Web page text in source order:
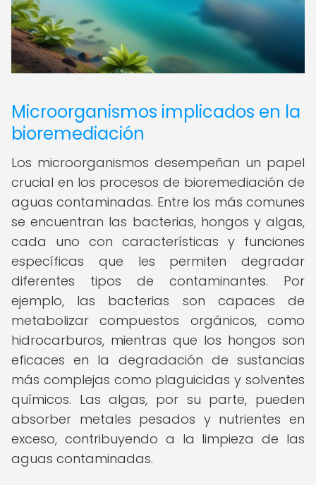
Microorganismos implicados en la
bioremediación
Los microorganismos desempeñan un papel
crucial en los procesos de bioremediación de
aguas contaminadas. Entre los más comunes
se encuentran las bacterias, hongos y algas,
cada uno con características y funciones
específicas que les permiten degradar
diferentes tipos de contaminantes. Por
ejemplo, las bacterias son capaces de
metabolizar compuestos orgánicos, como
hidrocarburos, mientras que los hongos son
eficaces en la degradación de sustancias
más complejas como plaguicidas y solventes
químicos. Las algas, por su parte, pueden
absorber metales pesados y nutrientes en
exceso, contribuyendo a la limpieza de las
aguas contaminadas.